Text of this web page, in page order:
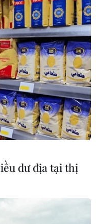
dư địa tại thị